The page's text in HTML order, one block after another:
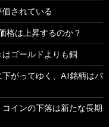
価されている
格は上昇するのか？
はゴールドよりも銅
下がってゆく、AI銘柄はバ
インの下落は新たな長期